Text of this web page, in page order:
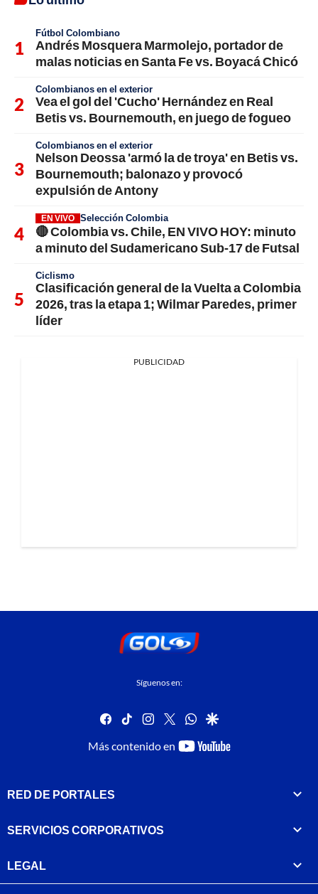
Fútbol Colombiano
Andrés Mosquera Marmolejo, portador de
malas noticias en Santa Fe vs. Boyacá Chicó
Colombianos en el exterior
Vea el gol del 'Cucho' Hernández en Real
Betis vs. Bournemouth, en juego de fogueo
Colombianos en el exterior
Nelson Deossa 'armó la de troya' en Betis vs.
Bournemouth; balonazo y provocó
expulsión de Antony
EN VIVO Selección Colombia
🔴 Colombia vs. Chile, EN VIVO HOY: minuto
a minuto del Sudamericano Sub-17 de Futsal
Ciclismo
Clasificación general de la Vuelta a Colombia
2026, tras la etapa 1; Wilmar Paredes, primer
líder
PUBLICIDAD
Síguenos en:
facebook
tiktok instagram
twitterwhatsapp
google
Más contenido en
youtube-
RED DE PORTALES
SERVICIOS CORPORATIVOS
LEGAL